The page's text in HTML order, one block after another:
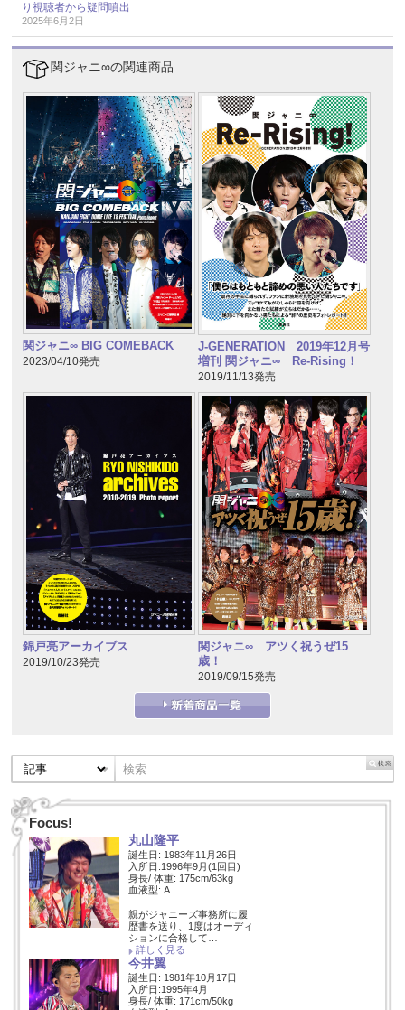
り視聴者から疑問噴出
2025年6月2日
関ジャニ∞の関連商品
関ジャニ∞ BIG COMEBACK
2023/04/10発売
J-GENERATION 2019年12月号
増刊 関ジャニ∞ Re-Rising！
2019/11/13発売
錦戸亮アーカイブス
2019/10/23発売
関ジャニ∞ アツく祝うぜ15
歳！
2019/09/15発売
Focus!
丸山隆平
誕生日: 1983年11月26日
入所日:1996年9月(1回目)
身長/ 体重: 175cm/63kg
血液型: A
親がジャニーズ事務所に履
歴書を送り、1度はオーディ
ションに合格して…
詳しく見る
今井翼
誕生日: 1981年10月17日
入所日:1995年4月
身長/ 体重: 171cm/50kg